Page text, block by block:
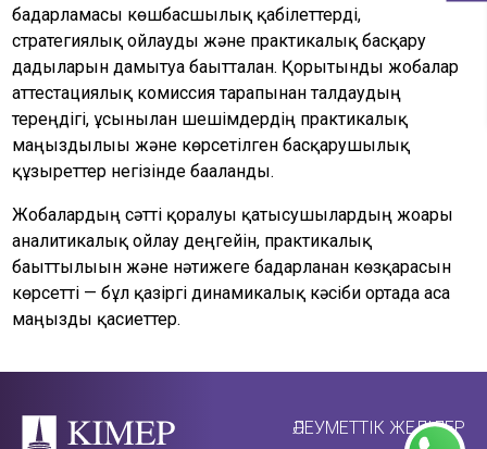
бағдарламасы көшбасшылық қабілеттерді,
стратегиялық ойлауды және практикалық басқару
дағдыларын дамытуға бағытталған. Қорытынды жобалар
аттестациялық комиссия тарапынан талдаудың
тереңдігі, ұсынылған шешімдердің практикалық
маңыздылығы және көрсетілген басқарушылық
құзыреттер негізінде бағаланды.
Жобалардың сәтті қорғалуы қатысушылардың жоғары
аналитикалық ойлау деңгейін, практикалық
бағыттылығын және нәтижеге бағдарланған көзқарасын
көрсетті — бұл қазіргі динамикалық кәсіби ортада аса
маңызды қасиеттер.
ӘЛЕУМЕТТІК ЖЕЛІЛЕР